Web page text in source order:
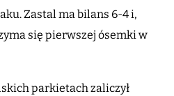
Zastal ma bilans 6-4 i,
się pierwszej ósemki w
parkietach zaliczył